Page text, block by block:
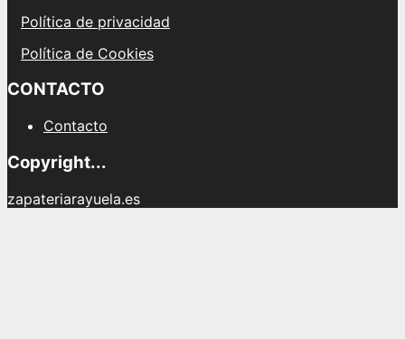
Política de privacidad
Política de Cookies
CONTACTO
Contacto
Copyright...
zapateriarayuela.es